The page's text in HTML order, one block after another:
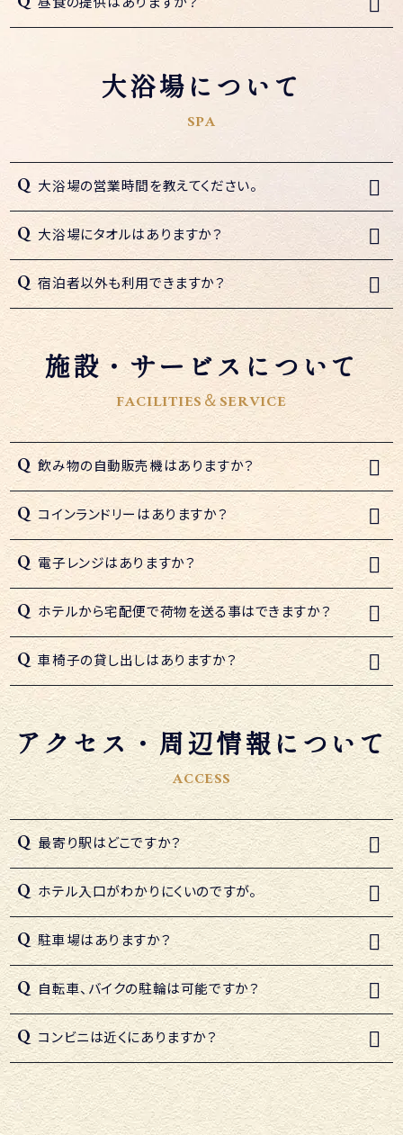
大浴場について
SPA
大浴場の営業時間を教えてください。
大浴場にタオルはありますか？
宿泊者以外も利用できますか？
施設・サービスについて
FACILITIES＆SERVICE
飲み物の自動販売機はありますか？
コインランドリーはありますか？
電子レンジはありますか？
ホテルから宅配便で荷物を送る事はできますか？
車椅子の貸し出しはありますか？
アクセス・周辺情報について
ACCESS
最寄り駅はどこですか？
ホテル入口がわかりにくいのですが。
駐車場はありますか？
自転車、バイクの駐輪は可能ですか？
コンビニは近くにありますか？